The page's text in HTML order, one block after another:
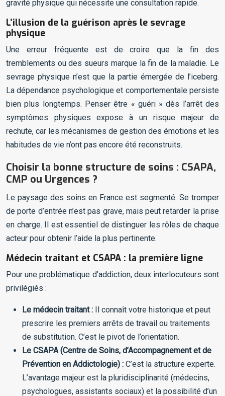
gravité physique qui nécessite une consultation rapide.
L’illusion de la guérison après le sevrage
physique
Une erreur fréquente est de croire que la fin des
tremblements ou des sueurs marque la fin de la maladie. Le
sevrage physique n’est que la partie émergée de l’iceberg.
La dépendance psychologique et comportementale persiste
bien plus longtemps. Penser être « guéri » dès l’arrêt des
symptômes physiques expose à un risque majeur de
rechute, car les mécanismes de gestion des émotions et les
habitudes de vie n’ont pas encore été reconstruits.
Choisir la bonne structure de soins : CSAPA,
CMP ou Urgences ?
Le paysage des soins en France est segmenté. Se tromper
de porte d’entrée n’est pas grave, mais peut retarder la prise
en charge. Il est essentiel de distinguer les rôles de chaque
acteur pour obtenir l’aide la plus pertinente.
Médecin traitant et CSAPA : la première ligne
Pour une problématique d’addiction, deux interlocuteurs sont
privilégiés :
Le médecin traitant : Il connaît votre historique et peut
prescrire les premiers arrêts de travail ou traitements
de substitution. C’est le pivot de l’orientation.
Le CSAPA (Centre de Soins, d’Accompagnement et de
Prévention en Addictologie) : C’est la structure experte.
L’avantage majeur est la pluridisciplinarité (médecins,
psychologues, assistants sociaux) et la possibilité d’un